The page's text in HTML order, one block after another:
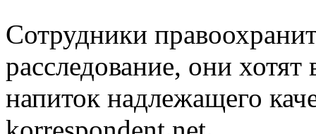
Сотрудники
расследование, они
напиток надлежащего